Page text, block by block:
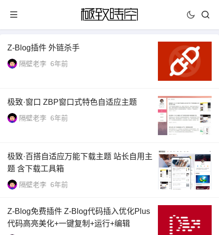
Z-Blog插件 外链杀手
隔壁老李 6年前
极致·窗口 ZBP窗口式特色自适应主题
隔壁老李 6年前
极致·百搭自适应万能下载主题 站长自用主
题 含下载工具箱
隔壁老李 6年前
Z-Blog免费插件 Z-Blog代码插入优化Plus
代码高亮美化+一键复制+运行+编辑